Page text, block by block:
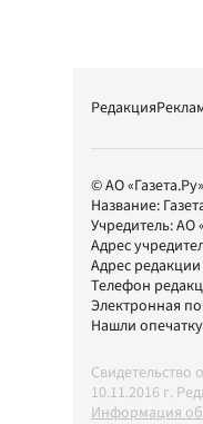
Редакция
© АО
Название:
Учредитель:АО
Адрес
Адрес
Телефон
Электронная
Нашли
10.11.2016 г.
Информация